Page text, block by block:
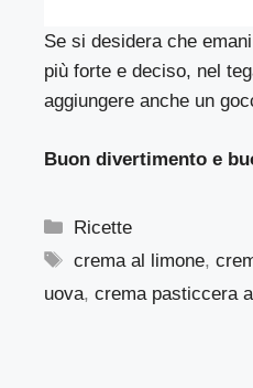
Se si desidera che
più forte e deciso, nel
aggiungere anche un
Buon divertimento e
Categorie
Ricette
Tag
crema al limone,
uova, crema pasticcera